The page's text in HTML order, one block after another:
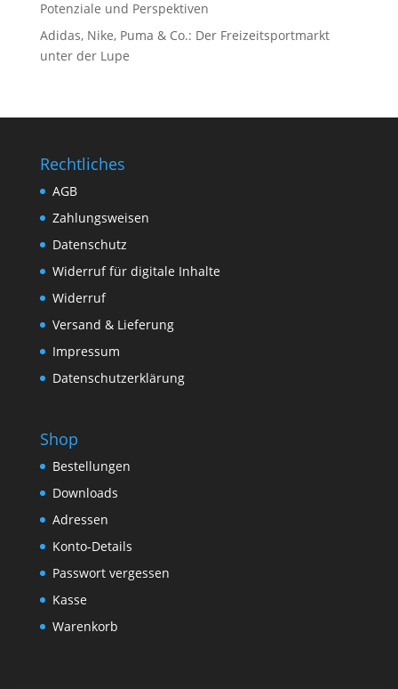
Potenziale und Perspektiven
Adidas, Nike, Puma & Co.: Der Freizeitsportmarkt
unter der Lupe
Rechtliches
AGB
Zahlungsweisen
Datenschutz
Widerruf für digitale Inhalte
Widerruf
Versand & Lieferung
Impressum
Datenschutzerklärung
Shop
Bestellungen
Downloads
Adressen
Konto-Details
Passwort vergessen
Kasse
Warenkorb